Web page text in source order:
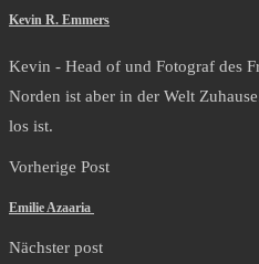
Kevin R. Emmers
Kevin - Head of und Fotograf des
Norden ist aber in der Welt
los ist.
Vorherige Post
Emilie Azaaria
Nächster post